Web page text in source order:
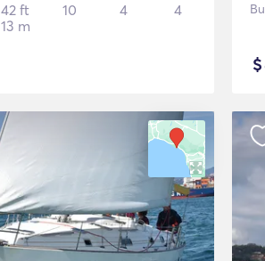
42 ft
13 m
10 4 4
$